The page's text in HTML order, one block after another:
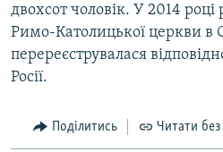
двохсот чоловік. У 2014 році
Римо-Католицької церкви в
перереєструвалася
Росії.
Поділитись Читати без